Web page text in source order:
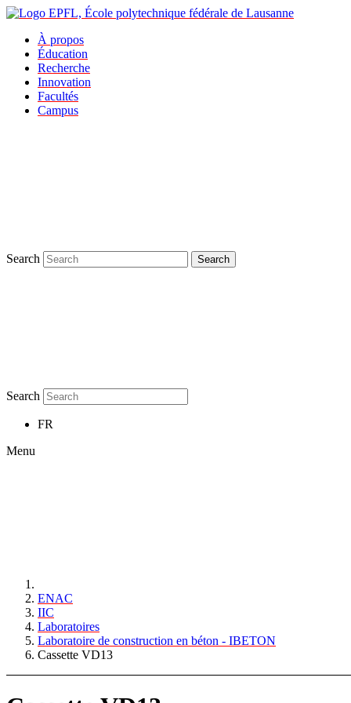
À propos
Éducation
Recherche
Innovation
Facultés
Campus
Search Search
Search
FR
Menu
ENAC
IIC
Laboratoires
Laboratoire de construction en béton - IBETON
Cassette VD13